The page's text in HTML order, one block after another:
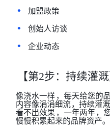
• 加盟政策
• 创始人访谈
• 企业动态
【第2步：持续灌溉
像浇水一样 ，每天给您的
内容像涓涓细流，持续灌
看不出效果 ，一年两年，
慢慢积累起来的品牌资产。